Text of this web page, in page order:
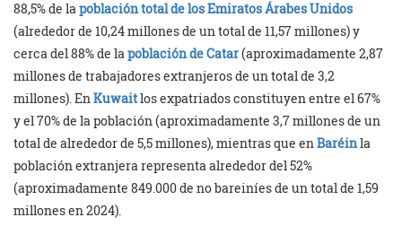
88,5% de la población total de los Emiratos Árabes Unidos
(alrededor de 10,24 millones de un total de 11,57 millones) y
cerca del 88% de la población de Catar(aproximadamente 2,87
millones de trabajadores extranjeros de un total de 3,2
millones). En Kuwaitlos expatriados constituyen entre el 67%
y el 70% de la población (aproximadamente 3,7 millones de un
total de alrededor de 5,5 millones), mientras que en Baréinla
población extranjera representa alrededor del 52%
(aproximadamente 849.000 de no bareiníes de un total de 1,59
millones en 2024).